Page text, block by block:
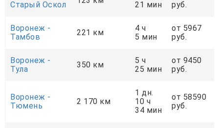
Старый Оскол
21 мин
руб.
Воронеж -
Тамбов
221 км
4 ч
5 мин
от 5967
руб.
Воронеж -
Тула
350 км
5 ч
25 мин
от 9450
руб.
Воронеж -
Тюмень
2 170 км
1 дн.
10 ч
34 мин
от 58590
руб.